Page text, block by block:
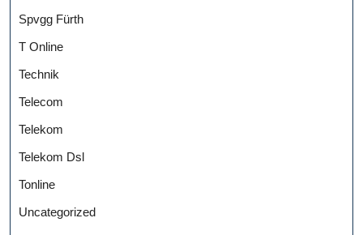
Spvgg Fürth
T Online
Technik
Telecom
Telekom
Telekom Dsl
Tonline
Uncategorized